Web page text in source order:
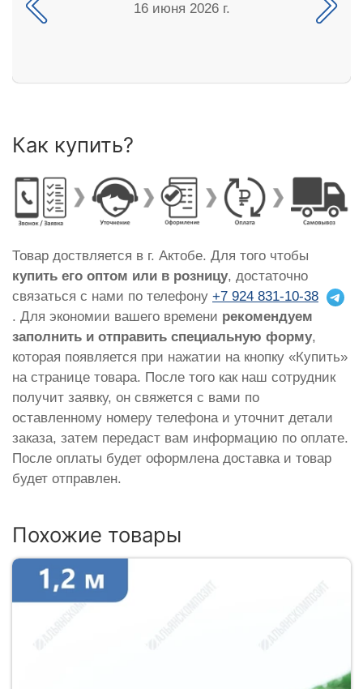
16 июня 2026 г.
Как купить?
Товар доствляется в г. Актобе. Для того чтобы
купить его оптом или в розницу, достаточно
связаться с нами по телефону +7 924 831-10-38
. Для экономии вашего времени рекомендуем
заполнить и отправить специальную форму,
которая появляется при нажатии на кнопку «Купить»
на странице товара. После того как наш сотрудник
получит заявку, он свяжется с вами по
оставленному номеру телефона и уточнит детали
заказа, затем передаст вам информацию по оплате.
После оплаты будет оформлена доставка и товар
будет отправлен.
Похожие товары